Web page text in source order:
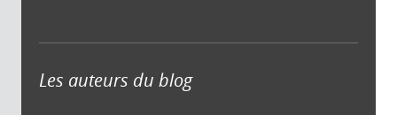
Les auteurs du blog